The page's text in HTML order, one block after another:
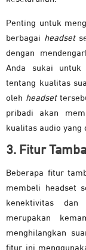
Penting untuk
berbagai headset
dengan
Anda sukai untuk
tentang kualitas
oleh headset
pribadi akan
kualitas audio yang
3. Fitur
Beberapa fitur
membeli headset
kenektivitas
merupakan
menghilangkan
fitur ini